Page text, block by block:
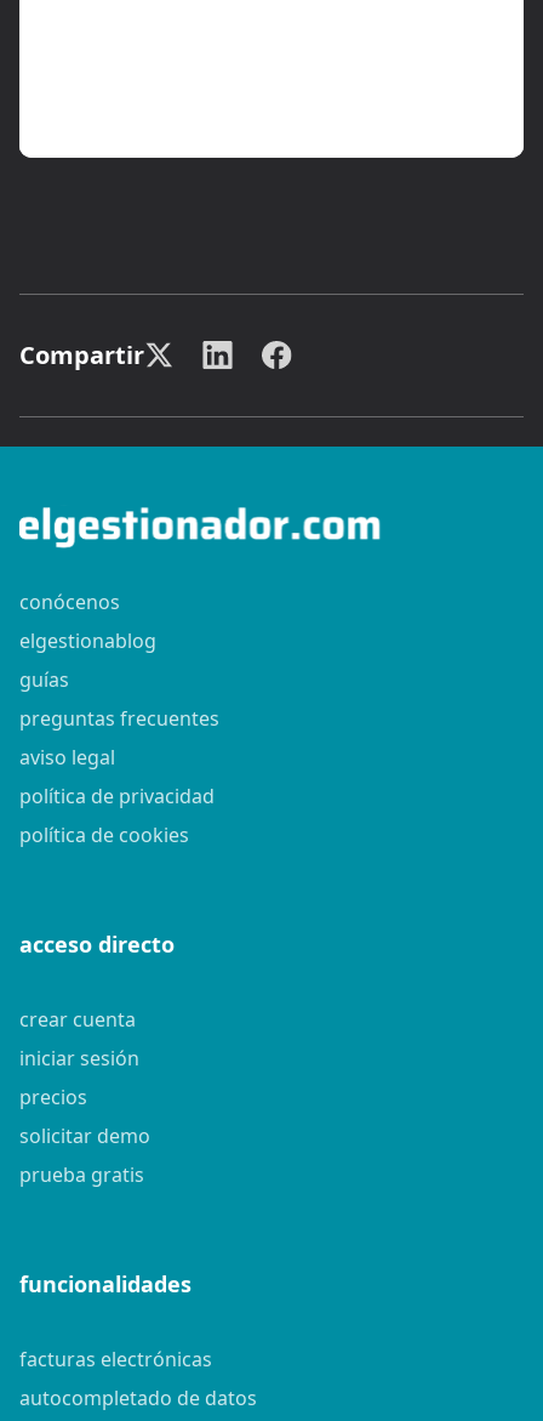
Compartir
conócenos
elgestionablog
guías
preguntas frecuentes
aviso legal
política de privacidad
política de cookies
acceso directo
crear cuenta
iniciar sesión
precios
solicitar demo
prueba gratis
funcionalidades
facturas electrónicas
autocompletado de datos